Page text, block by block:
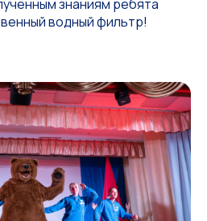
знаниям ребята
водный фильтр!